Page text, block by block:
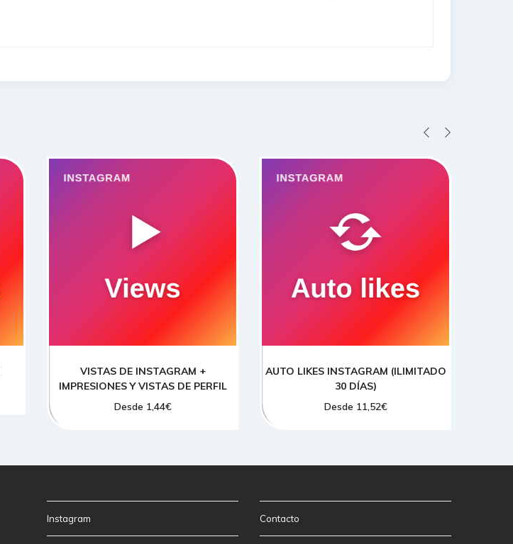
VISTAS DE INSTAGRAM +
IMPRESIONES Y VISTAS DE PERFIL
Desde 1,44€
AUTO LIKES INSTAGRAM (ILIMITADO
30 DÍAS)
Desde 11,52€
Instagram Contacto